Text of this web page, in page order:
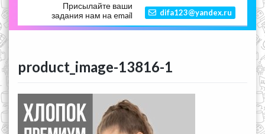
Присылайте ваши
задания нам на email
difa123@yandex.ru
product_image-13816-1